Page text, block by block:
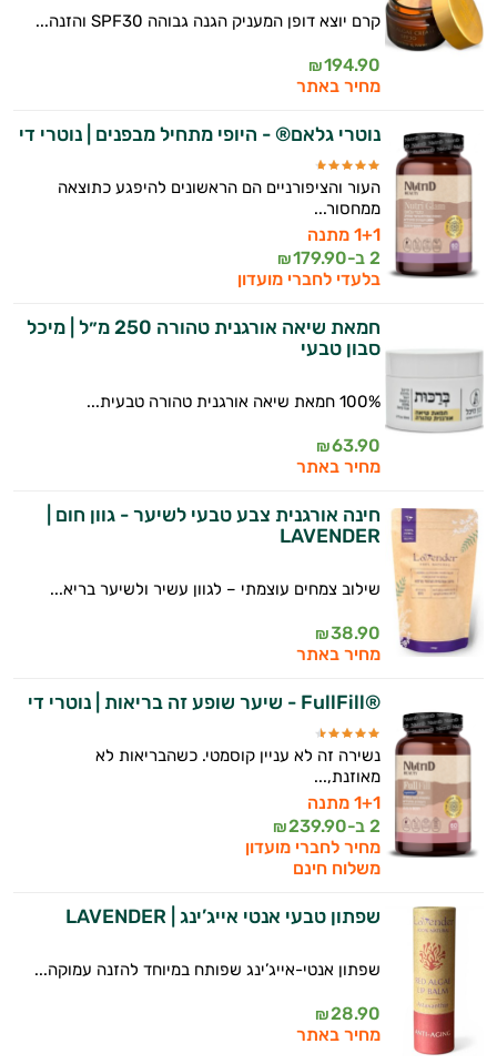
קרם יוצא דופן המעניק הגנה גבוהה SPF30 והזנה...
194.90
₪
מחיר באתר
נוטרי גלאם® - היופי מתחיל מבפנים | נוטרי די
העור והציפורניים הם הראשונים להיפגע כתוצאה
ממחסור...
1+1 מתנה
2 ב-
179.90
₪
בלעדי לחברי מועדון
חמאת שיאה אורגנית טהורה 250 מ״ל | מיכל
סבון טבעי
100% חמאת שיאה אורגנית טהורה טבעית...
63.90
₪
מחיר באתר
חינה אורגנית צבע טבעי לשיער - גוון חום |
LAVENDER
שילוב צמחים עוצמתי – לגוון עשיר ולשיער בריא...
38.90
₪
מחיר באתר
®FullFill - שיער שופע זה בריאות | נוטרי די
נשירה זה לא עניין קוסמטי. כשהבריאות לא
מאוזנת,...
1+1 מתנה
2 ב-
239.90
₪
מחיר לחברי מועדון
משלוח חינם
שפתון טבעי אנטי אייג’ינג | LAVENDER
שפתון אנטי-אייג’ינג שפותח במיוחד להזנה עמוקה...
28.90
₪
מחיר באתר